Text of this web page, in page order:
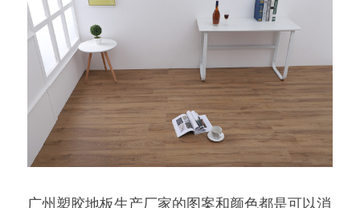
广州塑胶地板生产厂家的图案和颜色都是可以消